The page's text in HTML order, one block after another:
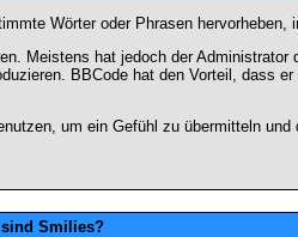
Wörter oder Phrasen
Meistens hat jedoch der
BBCode hat den Vorteil, dass
um ein Gefühl zu übermitteln und
sind Smilies?